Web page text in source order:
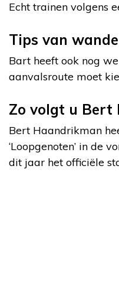
Echt trainen volgens
Tips van
Bart heeft ook nog
aanvalsroute moet
Zo volgt u Bert
Bert Haandrikman
‘Loopgenoten’ in de
dit jaar het officiële